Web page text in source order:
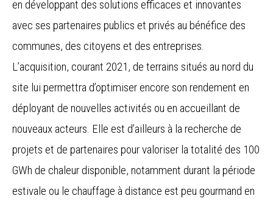
en développant des solutions efficaces et innovantes
avec ses partenaires publics et privés au bénéfice des
communes, des citoyens et des entreprises.
L’acquisition, courant 2021, de terrains situés au nord du
site lui permettra d’optimiser encore son rendement en
déployant de nouvelles activités ou en accueillant de
nouveaux acteurs. Elle est d’ailleurs à la recherche de
projets et de partenaires pour valoriser la totalité des 100
GWh de chaleur disponible, notamment durant la période
estivale ou le chauffage à distance est peu gourmand en